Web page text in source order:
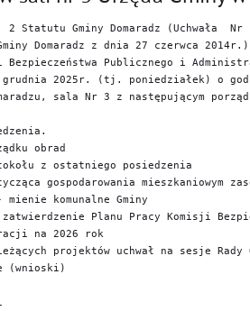
Statutu Gminy Domaradz (Uchwała  Nr
Domaradz z dnia 27 czerwca
Bezpieczeństwa Publicznego i
grudnia 2025r. (tj. poniedziałek) o
sala Nr 3 z następującym
mienie komunalne Gminy
na 2026 rok